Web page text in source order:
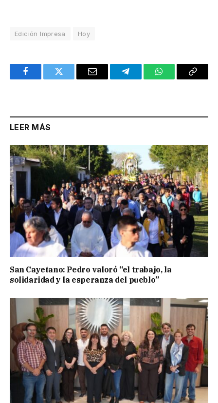
Edición Impresa Hoy
FacebookTwitter Email TelegramWhatsAppCopy
LEER MÁS
San Cayetano: Pedro valoró “el trabajo, la
solidaridad y la esperanza del pueblo”